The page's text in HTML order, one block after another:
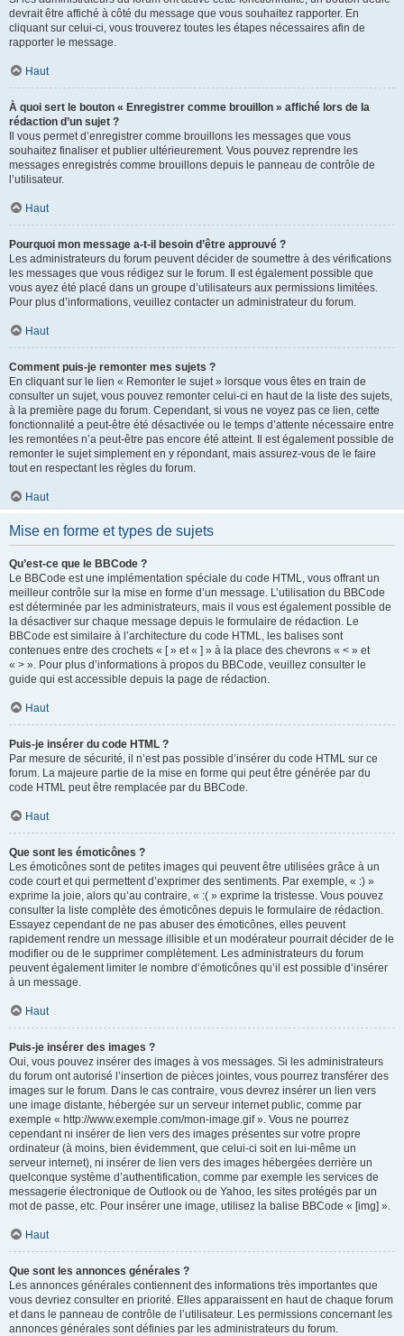
devrait être affiché à côté du message que vous souhaitez rapporter. En
cliquant sur celui-ci, vous trouverez toutes les étapes nécessaires afin de
rapporter le message.
Haut
À quoi sert le bouton « Enregistrer comme brouillon » affiché lors de la
rédaction d’un sujet ?
Il vous permet d’enregistrer comme brouillons les messages que vous
souhaitez finaliser et publier ultérieurement. Vous pouvez reprendre les
messages enregistrés comme brouillons depuis le panneau de contrôle de
l’utilisateur.
Haut
Pourquoi mon message a-t-il besoin d’être approuvé ?
Les administrateurs du forum peuvent décider de soumettre à des vérifications
les messages que vous rédigez sur le forum. Il est également possible que
vous ayez été placé dans un groupe d’utilisateurs aux permissions limitées.
Pour plus d’informations, veuillez contacter un administrateur du forum.
Haut
Comment puis-je remonter mes sujets ?
En cliquant sur le lien « Remonter le sujet » lorsque vous êtes en train de
consulter un sujet, vous pouvez remonter celui-ci en haut de la liste des sujets,
à la première page du forum. Cependant, si vous ne voyez pas ce lien, cette
fonctionnalité a peut-être été désactivée ou le temps d’attente nécessaire entre
les remontées n’a peut-être pas encore été atteint. Il est également possible de
remonter le sujet simplement en y répondant, mais assurez-vous de le faire
tout en respectant les règles du forum.
Haut
Mise en forme et types de sujets
Qu’est-ce que le BBCode ?
Le BBCode est une implémentation spéciale du code HTML, vous offrant un
meilleur contrôle sur la mise en forme d’un message. L’utilisation du BBCode
est déterminée par les administrateurs, mais il vous est également possible de
la désactiver sur chaque message depuis le formulaire de rédaction. Le
BBCode est similaire à l’architecture du code HTML, les balises sont
contenues entre des crochets « [ » et « ] » à la place des chevrons « < » et
« > ». Pour plus d’informations à propos du BBCode, veuillez consulter le
guide qui est accessible depuis la page de rédaction.
Haut
Puis-je insérer du code HTML ?
Par mesure de sécurité, il n’est pas possible d’insérer du code HTML sur ce
forum. La majeure partie de la mise en forme qui peut être générée par du
code HTML peut être remplacée par du BBCode.
Haut
Que sont les émoticônes ?
Les émoticônes sont de petites images qui peuvent être utilisées grâce à un
code court et qui permettent d’exprimer des sentiments. Par exemple, « :) »
exprime la joie, alors qu’au contraire, « :( » exprime la tristesse. Vous pouvez
consulter la liste complète des émoticônes depuis le formulaire de rédaction.
Essayez cependant de ne pas abuser des émoticônes, elles peuvent
rapidement rendre un message illisible et un modérateur pourrait décider de le
modifier ou de le supprimer complètement. Les administrateurs du forum
peuvent également limiter le nombre d’émoticônes qu’il est possible d’insérer
à un message.
Haut
Puis-je insérer des images ?
Oui, vous pouvez insérer des images à vos messages. Si les administrateurs
du forum ont autorisé l’insertion de pièces jointes, vous pourrez transférer des
images sur le forum. Dans le cas contraire, vous devrez insérer un lien vers
une image distante, hébergée sur un serveur internet public, comme par
exemple « http://www.exemple.com/mon-image.gif ». Vous ne pourrez
cependant ni insérer de lien vers des images présentes sur votre propre
ordinateur (à moins, bien évidemment, que celui-ci soit en lui-même un
serveur internet), ni insérer de lien vers des images hébergées derrière un
quelconque système d’authentification, comme par exemple les services de
messagerie électronique de Outlook ou de Yahoo, les sites protégés par un
mot de passe, etc. Pour insérer une image, utilisez la balise BBCode « [img] ».
Haut
Que sont les annonces générales ?
Les annonces générales contiennent des informations très importantes que
vous devriez consulter en priorité. Elles apparaissent en haut de chaque forum
et dans le panneau de contrôle de l’utilisateur. Les permissions concernant les
annonces générales sont définies par les administrateurs du forum.